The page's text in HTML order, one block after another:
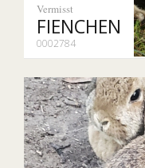
Vermisst
FIENCHEN
0002784